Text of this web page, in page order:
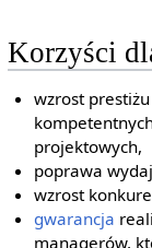
Korzyści
wzrost
projektowych,
poprawa
wzrost
gwarancja
managerów,